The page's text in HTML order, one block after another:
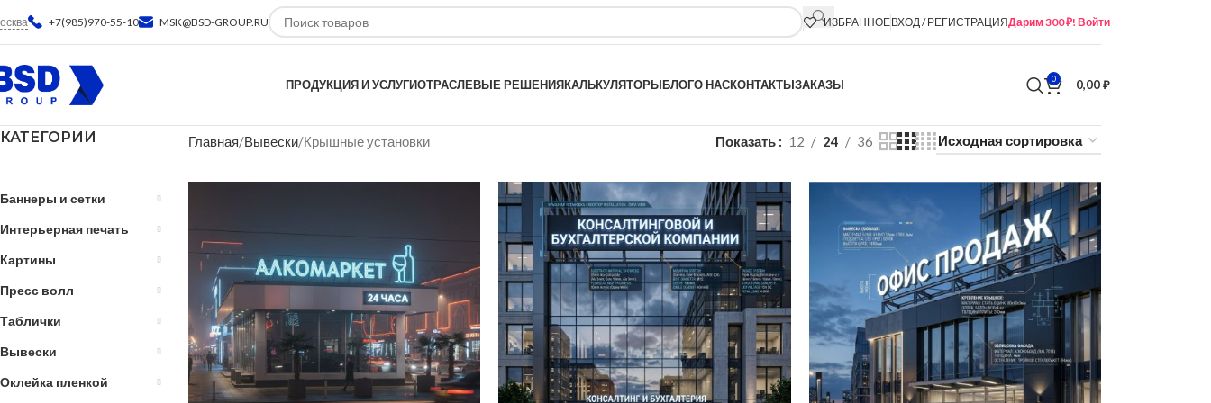
+7(985)970-55-10 MSK@BSD-GROUP.RU ИЗБРАННОЕВХОД / РЕГИСТРАЦИЯДарим 300 ₽! Войти
ПРОДУКЦИЯ И УСЛУГИОТРАСЛЕВЫЕ РЕШЕНИЯКАЛЬКУЛЯТОРЫБЛОГО НАСКОНТАКТЫЗАКАЗЫ 0 0,00₽
КАТЕГОРИИ
Баннеры и сетки
Интерьерная печать
Картины
Пресс волл
Таблички
Вывески
Оклейка пленкой
Главная Вывески Крышные установки Показать 12 24 36